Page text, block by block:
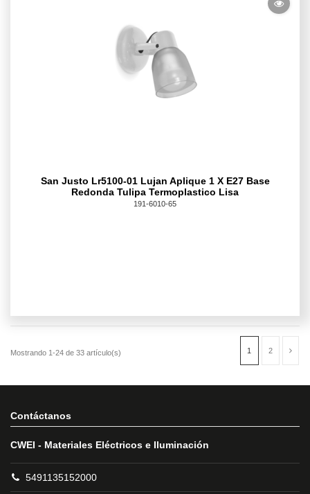
San Justo Lr5100-01 Lujan Aplique 1 X E27 Base
Redonda Tulipa Termoplastico Lisa
191-6010-65
Contáctanos
CWEI - Materiales Eléctricos e Iluminación
5491135152000